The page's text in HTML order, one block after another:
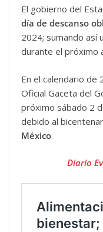
El gobierno del
día de descanso
2024; sumando así
durante el próximo
En el calendario de
Oficial Gaceta del
próximo sábado 2
debido al
México.
Diario